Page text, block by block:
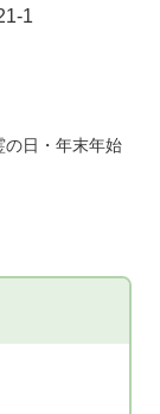
1
の日・年末年始